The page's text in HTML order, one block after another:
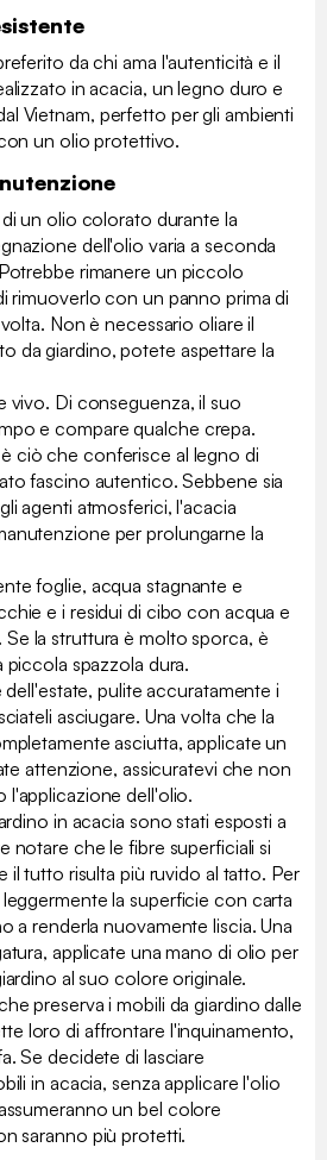
da chi ama l'autenticità e il
in acacia, un legno duro e
Vietnam, perfetto per gli ambienti
un olio protettivo.
un olio colorato durante la
dell'olio varia a seconda
rimanere un piccolo
rimuoverlo con un panno prima di
Non è necessario oliare il
da giardino, potete aspettare la
vivo. Di conseguenza, il suo
e compare qualche crepa.
ciò che conferisce al legno di
fascino autentico. Sebbene sia
agenti atmosferici, l'acacia
per prolungarne la
foglie, acqua stagnante e
e i residui di cibo con acqua e
la struttura è molto sporca, è
piccola spazzola dura.
dell'estate, pulite accuratamente i
asciugare. Una volta che la
asciutta, applicate un
attenzione, assicuratevi che non
l'applicazione dell'olio.
in acacia sono stati esposti a
notare che le fibre superficiali si
il tutto risulta più ruvido al tatto. Per
la superficie con carta
a renderla nuovamente liscia. Una
applicate una mano di olio per
al suo colore originale.
preserva i mobili da giardino dalle
loro di affrontare l'inquinamento,
Se decidete di lasciare
in acacia, senza applicare l'olio
un bel colore
saranno più protetti.